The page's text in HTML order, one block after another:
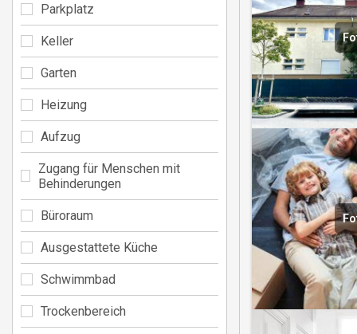
Parkplatz
Keller
Garten
Heizung
Aufzug
Zugang für Menschen mit
Behinderungen
Büroraum
Ausgestattete Küche
Schwimmbad
Trockenbereich